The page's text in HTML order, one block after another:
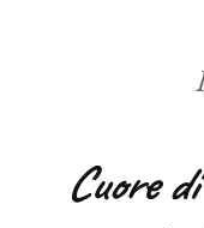
Cuore